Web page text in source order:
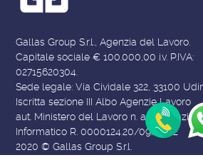
Gallas Group S.r.l., Agenzia del Lavoro.
Capitale sociale € 100.000,00 i.v. P.IVA:
02715620304.
Sede legale: Via Cividale 322, 33100
Iscritta sezione III Albo Agenzie Lavoro
aut. Ministero del Lavoro n.
Informatico R. 0000124.20/09/2022
2020 © Gallas Group S.r.l.